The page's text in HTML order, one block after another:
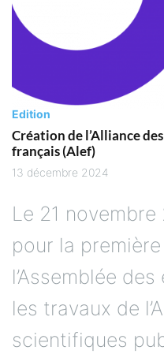
Edition
Création de l’Alliance
français (Alef)
13 décembre 2024
Le 21 novembre
pour la
l’Assemblée
les travaux de
scientifiques